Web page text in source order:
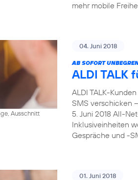
mehr mobile
Ausschnitt
04. Juni 2018
AB SOFORT
ALDI TALK
ALDI TALK-
SMS verschicken
5. Juni 2018 All-
Inklusiveinheiten
Gespräche und -
01. Juni 2018